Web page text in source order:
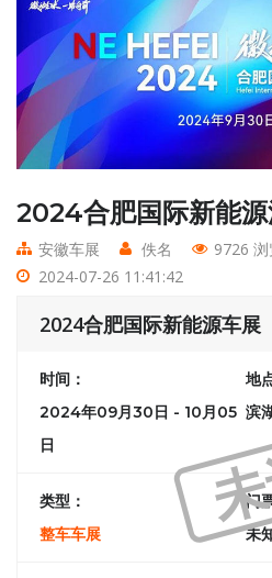
2024合肥国际新能
安徽车展 佚名 9726
2024-07-26 11:41:42
2024合肥国际新能源车展
时间：
2024年09月30日 - 10月05
日
地
滨
类型：
整车车展
门
未